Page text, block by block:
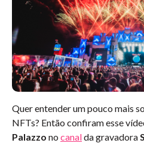
Quer entender um pouco mais
NFTs? Então confiram esse
Palazzo no canalda gravadora